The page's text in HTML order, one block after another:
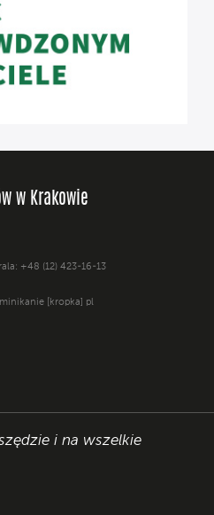
w Krakowie
+48 (12) 423-16-13
[kropka] pl
i na wszelkie